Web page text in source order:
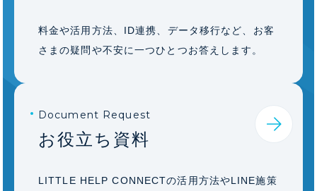
料金や活用方法、ID連携、データ移行など、お客
さまの疑問や不安に一つひとつお答えします。
Document Request
お役立ち資料
LITTLE HELP CONNECTの活用方法やLINE施策